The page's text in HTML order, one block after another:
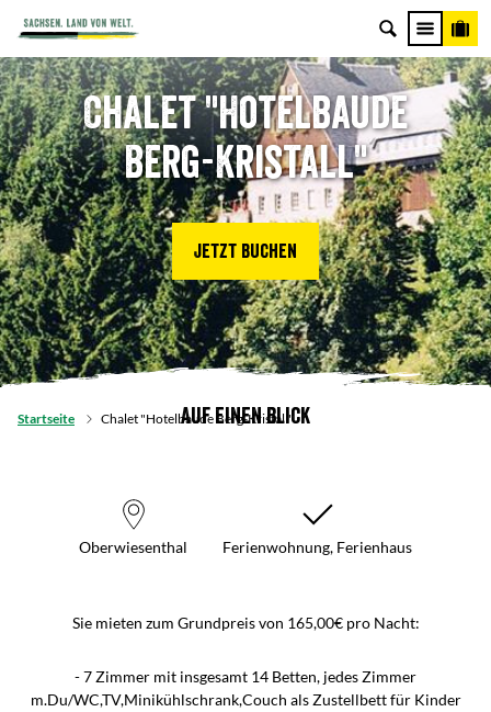
Chalet "Hotelbaude
Berg-Kristall"
Jetzt buchen
Startseite Chalet "Hotelbaude Berg-Kristall"
Auf einen Blick
Oberwiesenthal Ferienwohnung, Ferienhaus
Sie mieten zum Grundpreis von 165,00€ pro Nacht:
- 7 Zimmer mit insgesamt 14 Betten, jedes Zimmer
m.Du/WC,TV,Minikühlschrank,Couch als Zustellbett für Kinder